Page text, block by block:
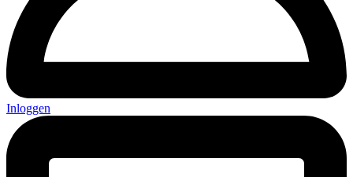
Inloggen